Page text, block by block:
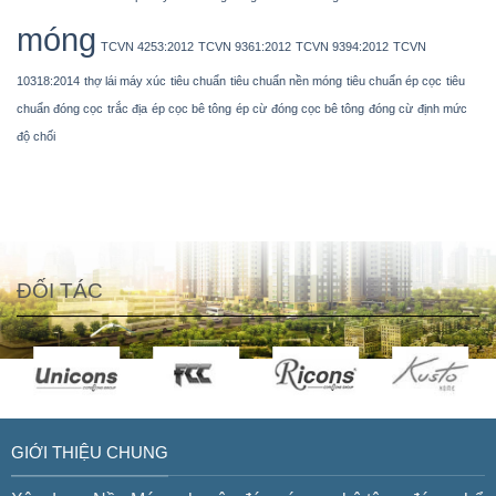
móng TCVN 4253:2012 TCVN 9361:2012 TCVN 9394:2012 TCVN
10318:2014 thợ lái máy xúc tiêu chuẩn tiêu chuẩn nền móng tiêu chuẩn ép cọc tiêu
chuẩn đóng cọc trắc địa ép cọc bê tông ép cừ đóng cọc bê tông đóng cừ định mức
độ chối
ĐỐI TÁC
GIỚI THIỆU CHUNG